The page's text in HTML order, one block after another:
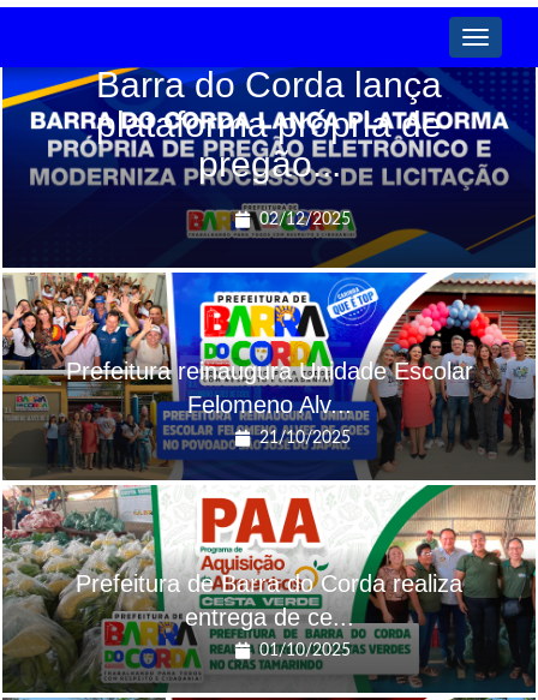
Toggle
Barra do Corda lança
plataforma própria de
pregão...
02/12/2025
Prefeitura reinaugura Unidade Escolar
Felomeno Alv...
21/10/2025
Prefeitura de Barra do Corda realiza
entrega de ce...
01/10/2025